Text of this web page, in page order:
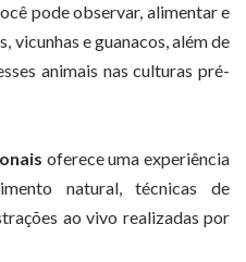
pode observar, alimentar e
vicunhas e guanacos, além de
animais nas culturas pré-
oferece uma experiência
natural, técnicas de
ao vivo realizadas por